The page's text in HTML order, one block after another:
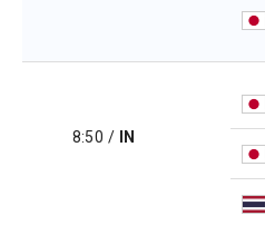
8:50 / IN